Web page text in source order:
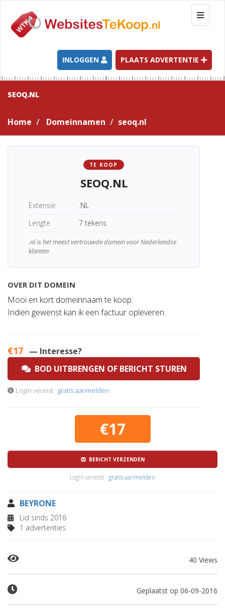
T
o
g
l
e
n
a
t
INLOGGEN PLAATS ADVERTENTIE
SEOQ.NL
Home Domeinnamen seoq.nl
TE KOOP
SEOQ.NL
Extensie
.NL
Lengte
7 tekens
.nl is het meest vertrouwde domein voor Nederlandse
klanten
OVER DIT DOMEIN
Mooi en kort domeinnaam te koop.
Indien gewenst kan ik een factuur opleveren.
€17 — Interesse?
BOD UITBRENGEN OF BERICHT STUREN
Login vereist · gratis aanmelden
€17
BERICHT VERZENDEN
Login vereist · gratis aanmelden
BEYRONE
Lid sinds 2016
1 advertenties
40 Views
Geplaatst op 06-09-2016